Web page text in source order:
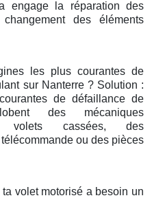
engage la réparation des
des éléments
les plus courantes de
sur Nanterre ? Solution :
de défaillance de
des mécaniques
volets cassées, des
ou des pièces
volet motorisé a besoin un